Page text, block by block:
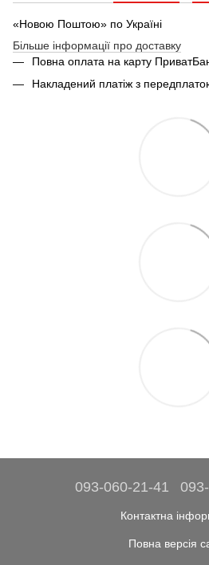
«Новою Поштою» по Україні
Більше інформації про доставку
Повна оплата на карту
Накладений платіж з
093-060-21-41
Контактна
Повна версія